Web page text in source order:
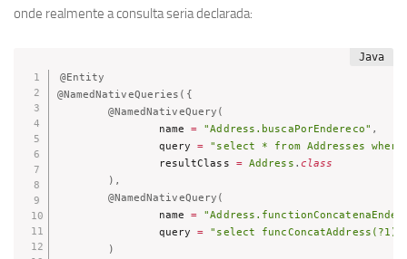
onde realmente a consulta seria declarada:
@Entity
@NamedNativeQueries ( {
@NamedNativeQuery (
				name
= "Address.buscaPorEndereco" ,
				query
= "select * from Addresses
				resultClass
= Address . class
) ,
@NamedNativeQuery (
				name
=
				query
= "select funcConcatAddress(?1)"
)